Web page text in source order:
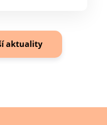
aktuality